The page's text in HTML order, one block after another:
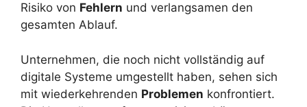
Risiko von Fehlern und verlangsamen den
gesamten Ablauf.
Unternehmen, die noch nicht vollständig auf
digitale Systeme umgestellt haben, sehen sich
mit wiederkehrenden Problemen konfrontiert.